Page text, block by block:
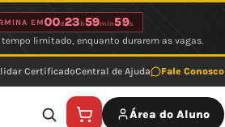
EM00d23 h59min59s
limitado, enquanto durarem as vagas.
CertificadoCentral de Ajuda Fale Conosco
Área do Aluno